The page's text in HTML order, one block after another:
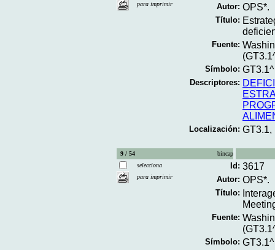
para imprimir
Autor: OPS*.
Título:
Fuente:
Símbolo:
Descriptores:
Localización: GT3.1,
9 / 54
bincap
selecciona
para imprimir
Id: 3617
Autor: OPS*.
Título:
Fuente:
Símbolo: